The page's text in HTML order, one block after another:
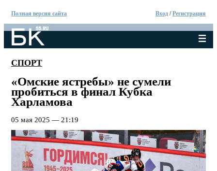
Полная версия сайта Вход /Регистрация
СПОРТ
«Омские ястребы» не сумели
пробиться в финал Кубка
Харламова
05 мая 2025 — 21:19